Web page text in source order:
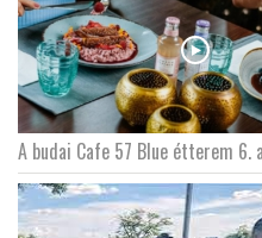
A budai Cafe 57 Blue étterem